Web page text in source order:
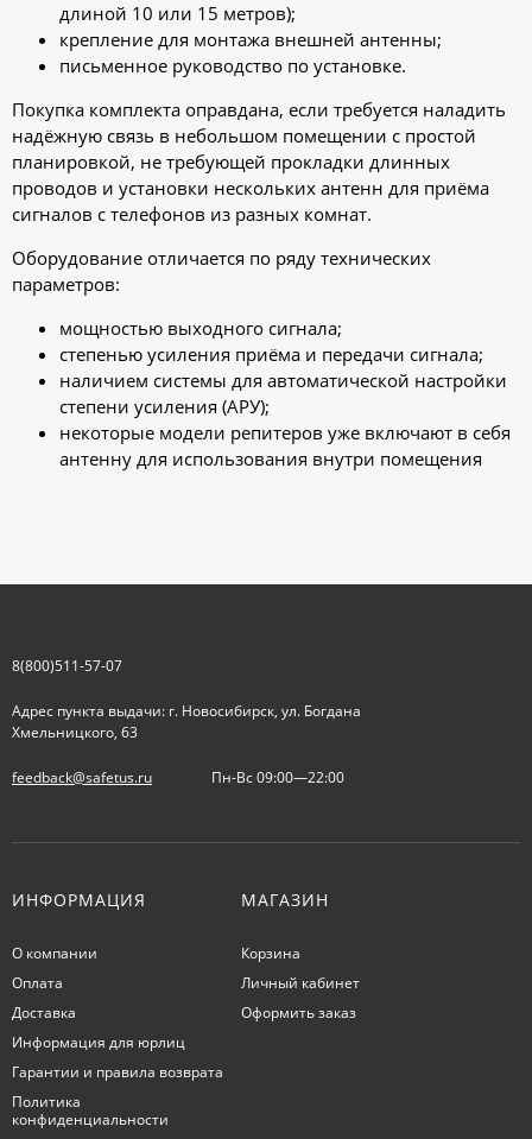
длиной 10 или 15 метров);
крепление для монтажа внешней антенны;
письменное руководство по установке.
Покупка комплекта оправдана, если требуется наладить
надёжную связь в небольшом помещении с простой
планировкой, не требующей прокладки длинных
проводов и установки нескольких антенн для приёма
сигналов с телефонов из разных комнат.
Оборудование отличается по ряду технических
параметров:
мощностью выходного сигнала;
степенью усиления приёма и передачи сигнала;
наличием системы для автоматической настройки
степени усиления (АРУ);
некоторые модели репитеров уже включают в себя
антенну для использования внутри помещения
8(800)511-57-07
Адрес пункта выдачи: г. Новосибирск, ул. Богдана
Хмельницкого, 63
feedback@safetus.ru Пн-Вс 09:00—22:00
ИНФОРМАЦИЯ
О компании
Оплата
Доставка
Информация для юрлиц
Гарантии и правила возврата
Политика
конфиденциальности
МАГАЗИН
Корзина
Личный кабинет
Оформить заказ